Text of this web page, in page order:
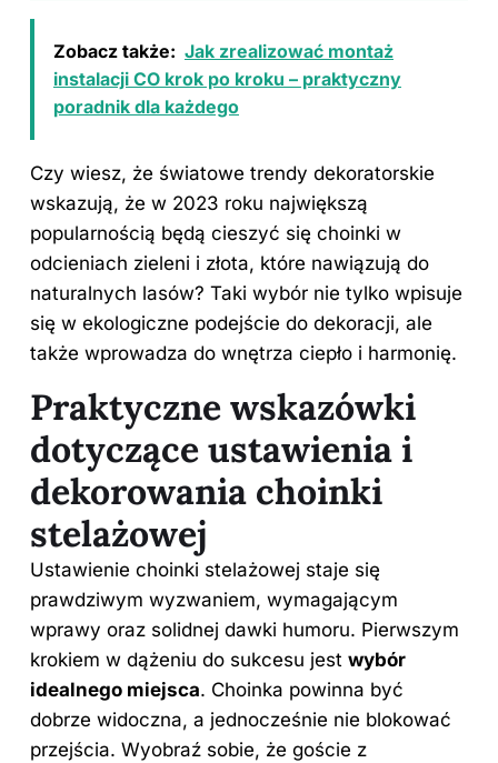
Zobacz także: Jak zrealizować montaż
instalacji CO krok po kroku – praktyczny
poradnik dla każdego
Czy wiesz, że światowe trendy dekoratorskie
wskazują, że w 2023 roku największą
popularnością będą cieszyć się choinki w
odcieniach zieleni i złota, które nawiązują do
naturalnych lasów? Taki wybór nie tylko wpisuje
się w ekologiczne podejście do dekoracji, ale
także wprowadza do wnętrza ciepło i harmonię.
Praktyczne wskazówki
dotyczące ustawienia i
dekorowania choinki
stelażowej
Ustawienie choinki stelażowej staje się
prawdziwym wyzwaniem, wymagającym
wprawy oraz solidnej dawki humoru. Pierwszym
krokiem w dążeniu do sukcesu jest wybór
idealnego miejsca. Choinka powinna być
dobrze widoczna, a jednocześnie nie blokować
przejścia. Wyobraź sobie, że goście z